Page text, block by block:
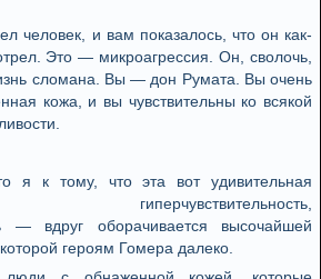
человек, и вам показалось, что он как-
Это — микроагрессия. Он, сволочь,
сломана. Вы — дон Румата. Вы очень
кожа, и вы чувствительны ко всякой
я к тому, что эта вот удивительная
гиперчувствительность,
— вдруг оборачивается высочайшей
героям Гомера далеко.